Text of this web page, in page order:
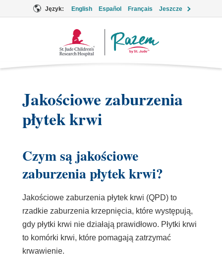
Język: English Español Français Jeszcze
Logo
Jakościowe zaburzenia
płytek krwi
Czym są jakościowe
zaburzenia płytek krwi?
Jakościowe zaburzenia płytek krwi (QPD) to
rzadkie zaburzenia krzepnięcia, które występują,
gdy płytki krwi nie działają prawidłowo. Płytki krwi
to komórki krwi, które pomagają zatrzymać
krwawienie.